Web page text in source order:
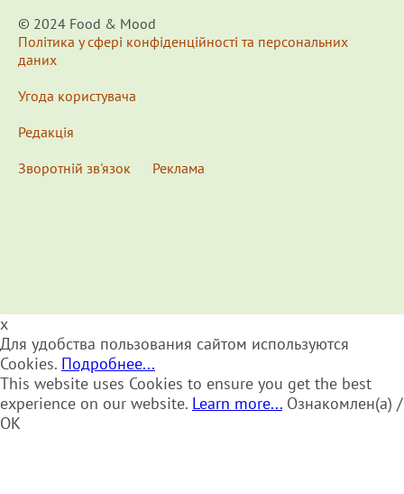
© 2024 Food & Мood
Політика у сфері конфіденційності та персональних
даних
Угода користувача
Редакція
Зворотній зв'язок
Реклама
x
Для удобства пользования сайтом используются
Cookies. Подробнее...
This website uses Cookies to ensure you get the best
experience on our website. Learn more... Ознакомлен(а) /
OK